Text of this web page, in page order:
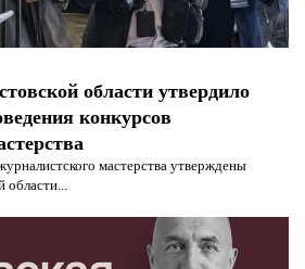
области утвердило
конкурсов
мастерства утверждены
области...